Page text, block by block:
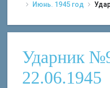
Июнь. 1945 год
Ударник
22.06.1945